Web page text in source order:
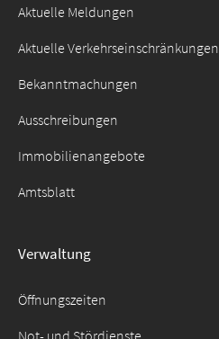
für:
Aktuelle Meldungen
Aktuelle Verkehrseinschränkungen
Bekanntmachungen
Ausschreibungen
Immobilienangebote
Amtsblatt
Verwaltung
Öffnungszeiten
Not- und Stördienste